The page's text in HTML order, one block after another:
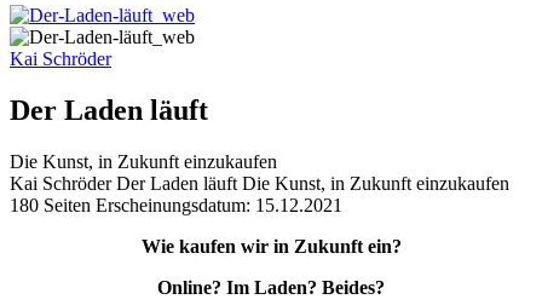
Kai Schröder
Der Laden läuft
Die Kunst, in Zukunft einzukaufen
Beschreibung
Kai Schröder Der Laden läuft Die Kunst, in Zukunft einzukaufen
180 Seiten Erscheinungsdatum: 15.12.2021
BeschreibungWie kaufen wir in Zukunft ein?
Online? Im Laden? Beides?